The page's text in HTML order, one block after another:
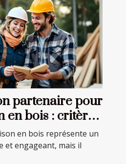
partenaire pour
en bois : critères
en bois représente un
et engageant, mais il